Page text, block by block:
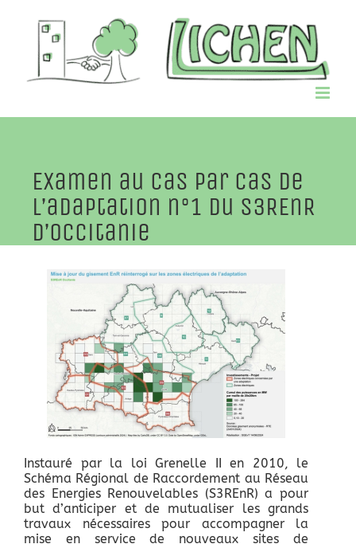
contenu
Examen au cas par cas de
l’adaptation n°1 du S3REnR
d’Occitanie
Instauré par la loi Grenelle II en 2010, le
Schéma Régional de Raccordement au Réseau
des Energies Renouvelables (S3REnR) a pour
but d’anticiper et de mutualiser les grands
travaux nécessaires pour accompagner la
mise en service de nouveaux sites de